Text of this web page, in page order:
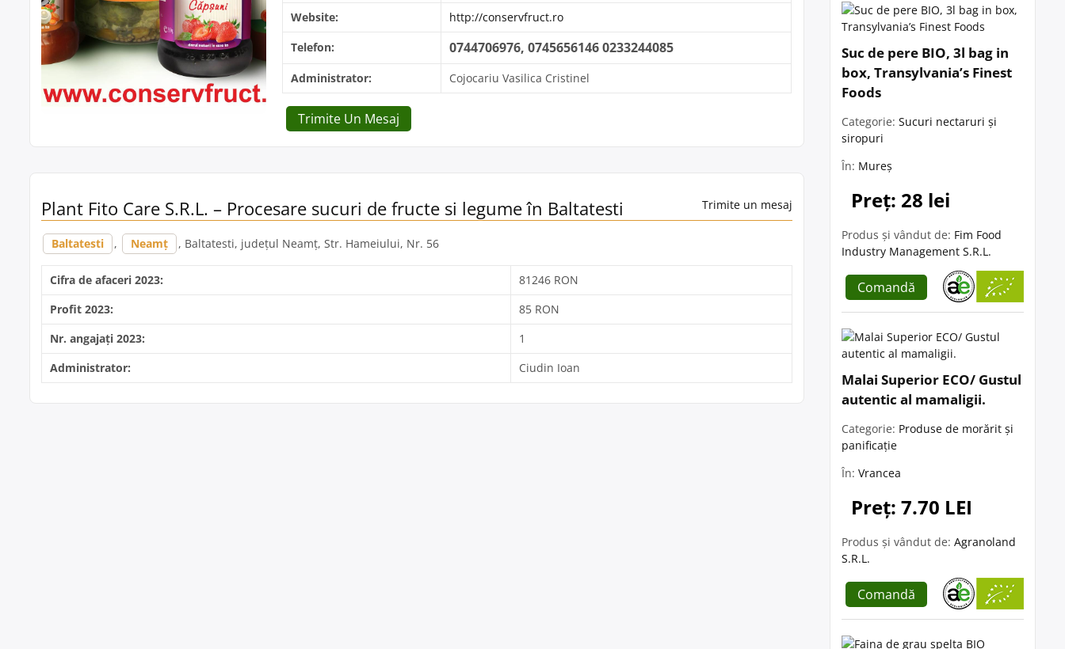
Website:
http://conservfruct.ro
Telefon:
0744706976, 0745656146 0233244085
Administrator: Cojocariu Vasilica Cristinel
Trimite Un Mesaj
Plant Fito Care S.R.L. – Procesare sucuri de fructe si legume în Baltatesti Trimite un mesaj
Baltatesti , Neamț , Baltatesti, județul Neamț, Str. Hameiului, Nr. 56
Cifra de afaceri 2023:
81246 RON
Profit 2023:
85 RON
Nr. angajați 2023:
1
Administrator:
Ciudin Ioan
Suc de pere BIO, 3l bag in
box, Transylvania’s Finest
Foods
Categorie: Sucuri nectaruri și
siropuri
În: Mureș
Preț: 28 lei
Produs și vândut de: Fim Food
Industry Management S.R.L.
Comandă
Malai Superior ECO/ Gustul
autentic al mamaligii.
Categorie: Produse de morărit și
panificație
În: Vrancea
Preț: 7.70 LEI
Produs și vândut de: Agranoland
S.R.L.
Comandă